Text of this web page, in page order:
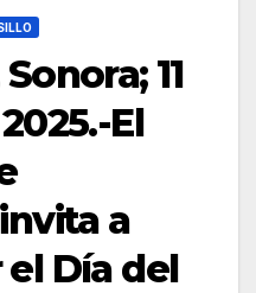
11
El
a
Día del